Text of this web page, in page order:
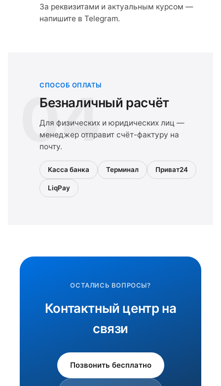
За реквизитами и актуальным курсом —
напишите в Telegram.
04
СПОСОБ ОПЛАТЫ
Безналичный расчёт
Для физических и юридических лиц —
менеджер отправит счёт-фактуру на
почту.
Касса банка Терминал Приват24
LiqPay
ОСТАЛИСЬ ВОПРОСЫ?
Контактный центр на
связи
Позвонить бесплатно